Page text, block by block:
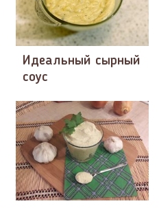
Идеальный сырный
соус